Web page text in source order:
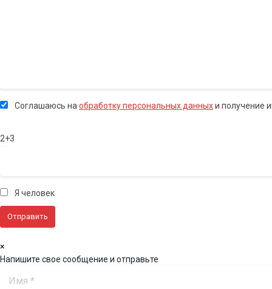
Соглашаюсь на обработку персональных данныхи получение
2+3
Я человек
×
Напишите свое сообщение и отправьте